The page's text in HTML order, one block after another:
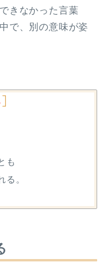
きなかった言葉
で、別の意味が姿
]
も
。